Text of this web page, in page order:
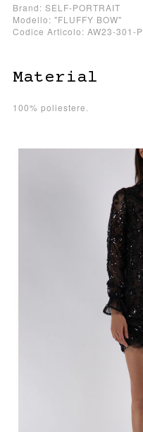
Brand: SELF-PORTRAIT
Modello: "FLUFFY BOW"
Codice Articolo: AW23-301-P
Material
100% poliestere.